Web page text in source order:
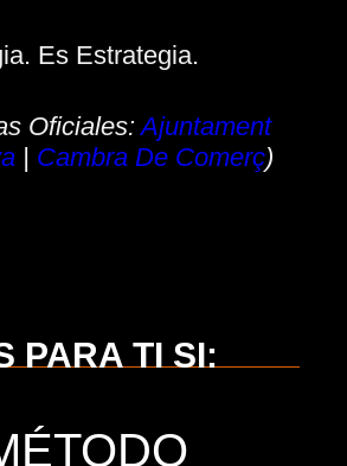
Es Estrategia.
Oficiales:Ajuntament
| Cambra De Comerç)
PARA TI SI: